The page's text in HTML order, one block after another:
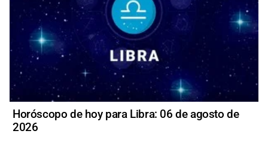
Horóscopo de hoy para Libra: 06 de agosto de
2026